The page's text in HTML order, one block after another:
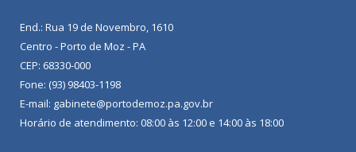
End.: Rua 19 de Novembro, 1610
Centro - Porto de Moz - PA
CEP: 68330-000
Fone: (93) 98403-1198
E-mail: gabinete@portodemoz.pa.gov.br
Horário de atendimento: 08:00 às 12:00 e 14:00 às 18:00